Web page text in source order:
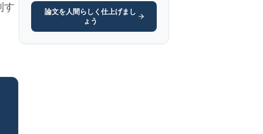
す
論文を人間らしく仕上げまし
ょう